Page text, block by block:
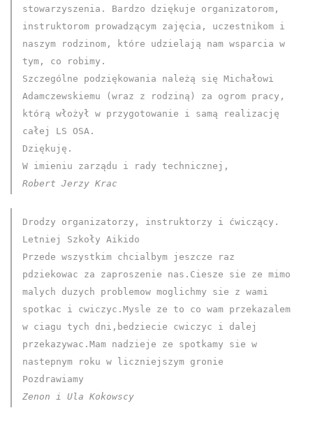
stowarzyszenia. Bardzo dziękuje organizatorom,
instruktorom prowadzącym zajęcia, uczestnikom i
naszym rodzinom, które udzielają nam wsparcia w
tym, co robimy.
Szczególne podziękowania należą się Michałowi
Adamczewskiemu (wraz z rodziną) za ogrom pracy,
którą włożył w przygotowanie i samą realizację
całej LS OSA.
Dziękuję.
W imieniu zarządu i rady technicznej,
Robert Jerzy Krac
Drodzy organizatorzy, instruktorzy i ćwiczący.
Letniej Szkoły Aikido
Przede wszystkim chcialbym jeszcze raz
pdziekowac za zaproszenie nas.Ciesze sie ze mimo
malych duzych problemow moglichmy sie z wami
spotkac i cwiczyc.Mysle ze to co wam przekazalem
w ciagu tych dni,bedziecie cwiczyc i dalej
przekazywac.Mam nadzieje ze spotkamy sie w
nastepnym roku w liczniejszym gronie
Pozdrawiamy
Zenon i Ula Kokowscy